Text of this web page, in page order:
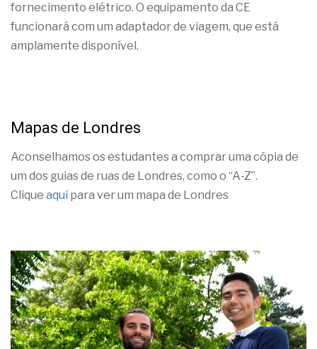
fornecimento elétrico. O equipamento da CE
funcionará com um adaptador de viagem, que está
amplamente disponível.
Mapas de Londres
Aconselhamos os estudantes a comprar uma cópia de
um dos guias de ruas de Londres, como o “A-Z”.
Clique aqui para ver um mapa de Londres